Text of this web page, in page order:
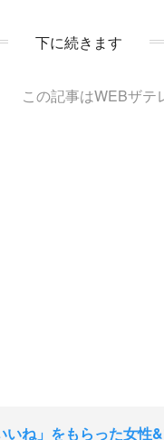
下に続きます
この記事はWEBザテ
ね」をもらった女性